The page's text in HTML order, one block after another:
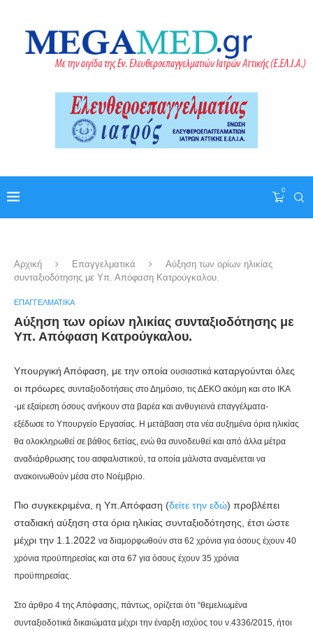
0
Αρχική Επαγγελματικά
Αύξηση των ορίων ηλικίας
συνταξιοδότησης με Υπ. Απόφαση Κατρούγκαλου.
ΕΠΑΓΓΕΛΜΑΤΙΚΆ
Αύξηση των ορίων ηλικίας συνταξιοδότησης με
Υπ. Απόφαση Κατρούγκαλου.
Υπουργική Απόφαση, με την οποία ουσιαστικά καταργούνται όλες
οι πρόωρες συνταξιοδοτήσεις στο Δημόσιο, τις ΔΕΚΟ ακόμη και στο ΙΚΑ
-με εξαίρεση όσους ανήκουν στα βαρέα και ανθυγιεινά επαγγέλματα-
εξέδωσε το Υπουργείο Εργασίας. Η μετάβαση στα νέα αυξημένα όρια ηλικίας
θα ολοκληρωθεί σε βάθος 6ετίας, ενώ θα συνοδευθεί και από άλλα μέτρα
αναδιάρθρωσης του ασφαλιστικού, τα οποία μάλιστα αναμένεται να
ανακοινωθούν μέσα στο Νοέμβριο.
Πιο συγκεκριμένα, η Υπ.Απόφαση (δείτε την εδώ) προβλέπει
σταδιακή αύξηση στα όρια ηλικίας συνταξιοδότησης, έτσι ώστε
μέχρι την 1.1.2022 να διαμορφωθούν στα 62 χρόνια για όσους έχουν 40
χρόνια προϋπηρεσίας και στα 67 για όσους έχουν 35 χρόνια
προϋπηρεσίας.
Στο άρθρο 4 της Απόφασης, πάντως, ορίζεται ότι “θεμελιωμένα
συνταξιοδοτικά δικαιώματα μέχρι την έναρξη ισχύος του ν.4336/2015, ήτοι